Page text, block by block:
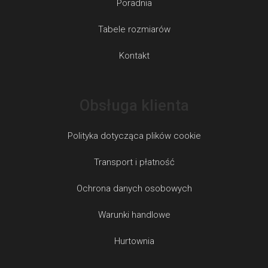
Poradnia
Tabele rozmiarów
Kontakt
Polityka dotycząca plików cookie
Transport i płatność
Ochrona danych osobowych
Warunki handlowe
Hurtownia